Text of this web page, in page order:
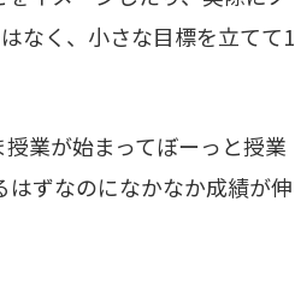
なく、小さな目標を立てて1
業が始まってぼーっと授業
ずなのになかなか成績が伸